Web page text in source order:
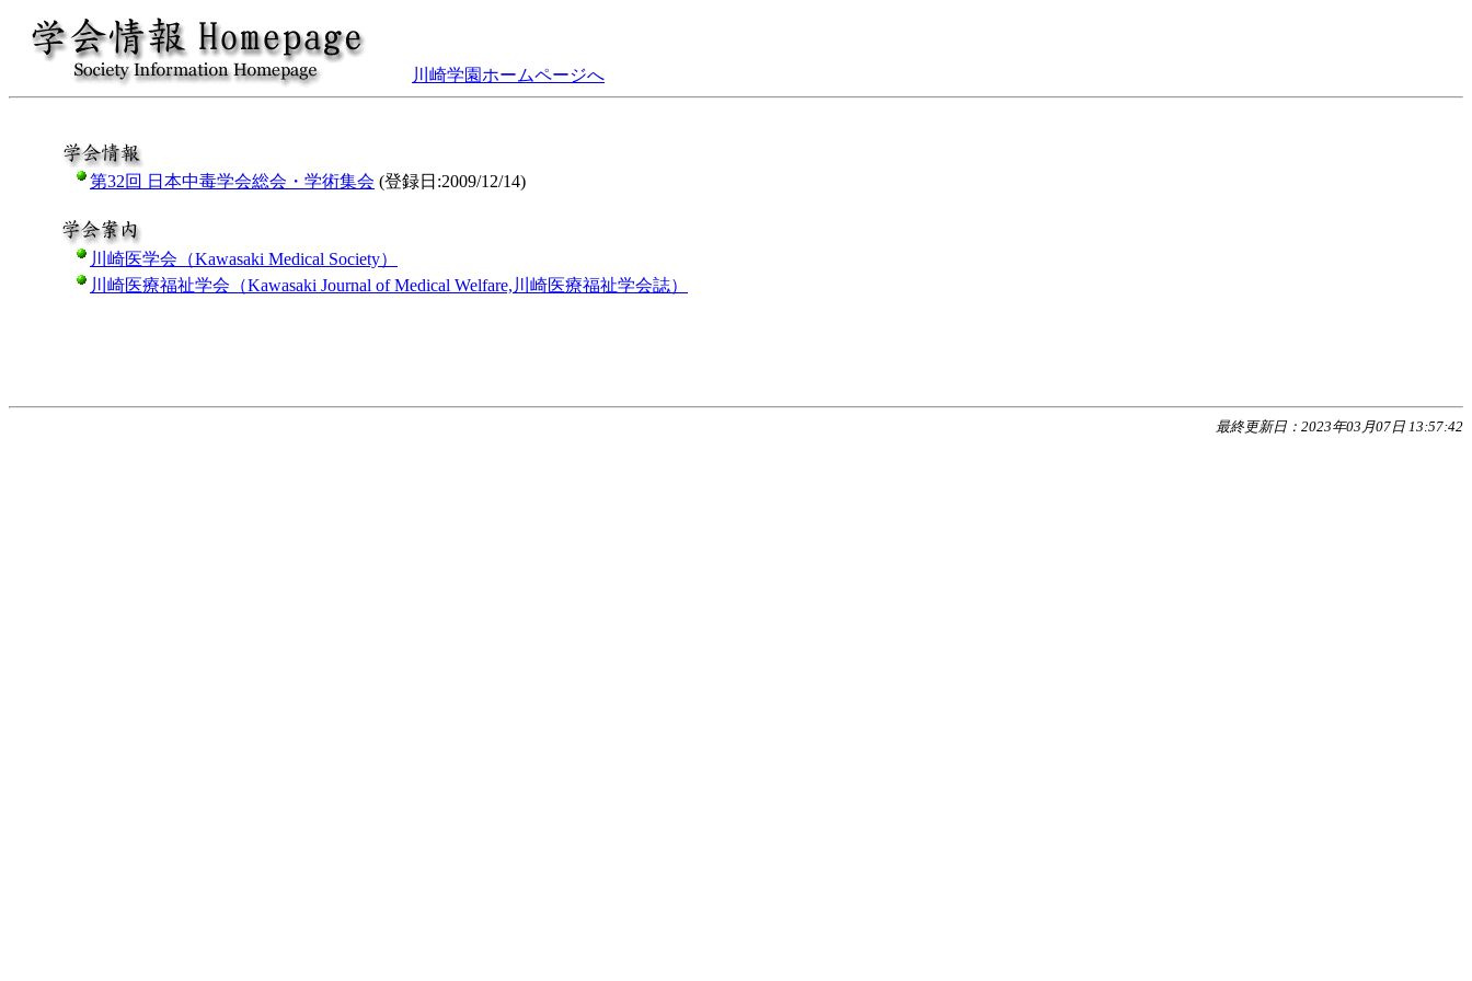
川崎学園ホームページへ
第32回 日本中毒学会総会・学術集会 (登録日:2009/12/14)
川崎医学会（Kawasaki Medical Society）
川崎医療福祉学会（Kawasaki Journal of Medical Welfare,川崎医療福祉学会誌）
最終更新日：2023年03月07日 13:57:42